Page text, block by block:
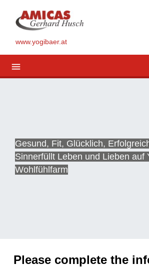
www.yogibaer.at
menu
Gesund, Fit, Glücklich,
Sinnerfüllt Leben und Lieben auf
Wohlfühlfarm
Please complete the